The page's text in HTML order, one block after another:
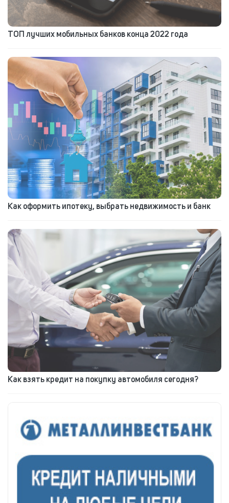
ТОП лучших мобильных банков конца 2022 года
Как оформить ипотеку, выбрать недвижимость и банк
Как взять кредит на покупку автомобиля сегодня?